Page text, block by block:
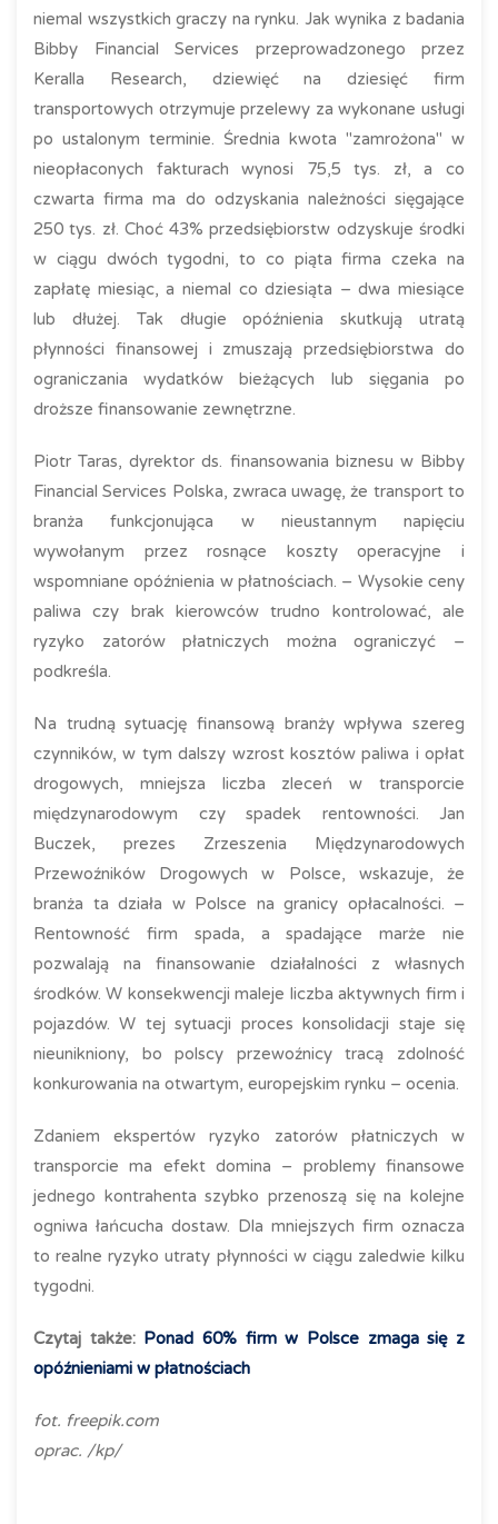
niemal wszystkich graczy na rynku. Jak wynika z badania
Bibby Financial Services przeprowadzonego przez
Keralla Research, dziewięć na dziesięć firm
transportowych otrzymuje przelewy za wykonane usługi
po ustalonym terminie. Średnia kwota "zamrożona" w
nieopłaconych fakturach wynosi 75,5 tys. zł, a co
czwarta firma ma do odzyskania należności sięgające
250 tys. zł. Choć 43% przedsiębiorstw odzyskuje środki
w ciągu dwóch tygodni, to co piąta firma czeka na
zapłatę miesiąc, a niemal co dziesiąta – dwa miesiące
lub dłużej. Tak długie opóźnienia skutkują utratą
płynności finansowej i zmuszają przedsiębiorstwa do
ograniczania wydatków bieżących lub sięgania po
droższe finansowanie zewnętrzne.
Piotr Taras, dyrektor ds. finansowania biznesu w Bibby
Financial Services Polska, zwraca uwagę, że transport to
branża funkcjonująca w nieustannym napięciu
wywołanym przez rosnące koszty operacyjne i
wspomniane opóźnienia w płatnościach. – Wysokie ceny
paliwa czy brak kierowców trudno kontrolować, ale
ryzyko zatorów płatniczych można ograniczyć –
podkreśla.
Na trudną sytuację finansową branży wpływa szereg
czynników, w tym dalszy wzrost kosztów paliwa i opłat
drogowych, mniejsza liczba zleceń w transporcie
międzynarodowym czy spadek rentowności. Jan
Buczek, prezes Zrzeszenia Międzynarodowych
Przewoźników Drogowych w Polsce, wskazuje, że
branża ta działa w Polsce na granicy opłacalności. –
Rentowność firm spada, a spadające marże nie
pozwalają na finansowanie działalności z własnych
środków. W konsekwencji maleje liczba aktywnych firm i
pojazdów. W tej sytuacji proces konsolidacji staje się
nieunikniony, bo polscy przewoźnicy tracą zdolność
konkurowania na otwartym, europejskim rynku – ocenia.
Zdaniem ekspertów ryzyko zatorów płatniczych w
transporcie ma efekt domina – problemy finansowe
jednego kontrahenta szybko przenoszą się na kolejne
ogniwa łańcucha dostaw. Dla mniejszych firm oznacza
to realne ryzyko utraty płynności w ciągu zaledwie kilku
tygodni.
Czytaj także: Ponad 60% firm w Polsce zmaga się z
opóźnieniami w płatnościach
fot. freepik.com
oprac. /kp/